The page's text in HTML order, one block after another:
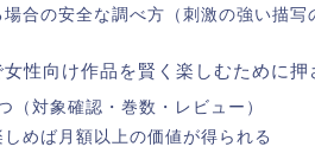
合の安全な調べ方（刺激の強い描写
性向け作品を賢く楽しむために押
（対象確認・巻数・レビュー）
めば月額以上の価値が得られる